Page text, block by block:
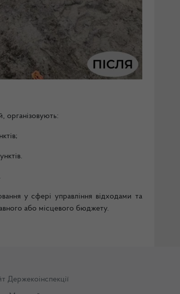
організовують:
у сфері управління відходами та
або місцевого бюджету.
Держекоінспекції